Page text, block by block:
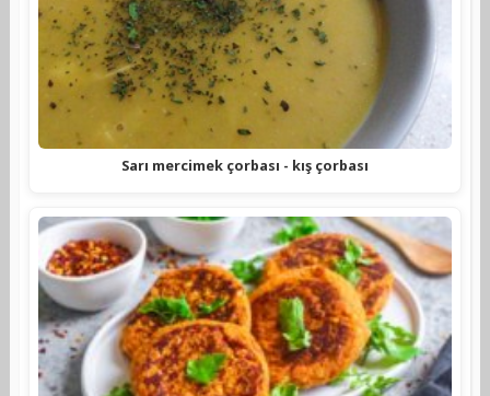
Sarı mercimek çorbası - kış çorbası